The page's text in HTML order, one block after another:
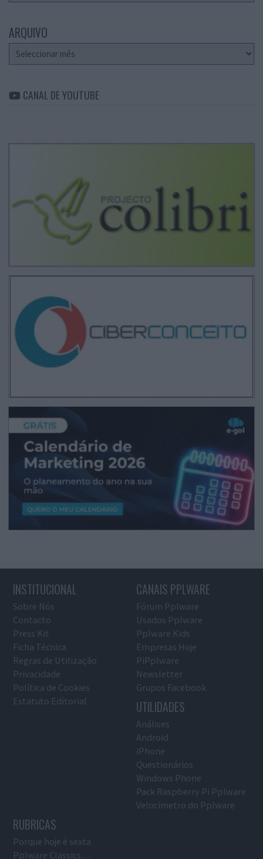
ARQUIVO
Arquivo
CANAL DE YOUTUBE
INSTITUCIONAL
Sobre Nós
Contacto
Press Kit
Ficha Técnica
Regras de Utilização
Privacidade
Política de Cookies
Estatuto Editorial
CANAIS PPLWARE
Fórum Pplware
Usados Pplware
Pplware Kids
Empresas Hoje
PiPplware
Newsletter
Grupos Facebook
UTILIDADES
Análises
Android
iPhone
Questionários
Windows Phone
Pack Raspberry Pi Pplware
Velocímetro do Pplware
RUBRICAS
Porque hoje é sexta
Pplware Classics…